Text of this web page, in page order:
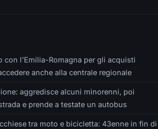
con l’Emilia-Romagna per gli acquisti
anche alla centrale regionale
aggredisce alcuni minorenni, poi
e prende a testate un autobus
tra moto e bicicletta: 43enne in fin di